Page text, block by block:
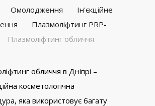
Омолодження
Ін'єкційне
Плазмоліфтинг PRP-
Плазмоліфтинг обличчя
обличчя в Дніпрі –
косметологічна
яка використовує багату